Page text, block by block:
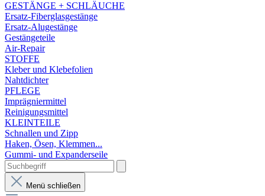
GESTÄNGE + SCHLÄUCHE
Ersatz-Fiberglasgestänge
Ersatz-Alugestänge
Gestängeteile
Air-Repair
STOFFE
Kleber und Klebefolien
Nahtdichter
PFLEGE
Imprägniermittel
Reinigungsmittel
KLEINTEILE
Schnallen und Zipp
Haken, Ösen, Klemmen...
Gummi- und Expanderseile
Menü schließen